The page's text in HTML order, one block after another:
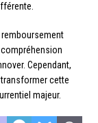
Cependant,
cette
majeur.